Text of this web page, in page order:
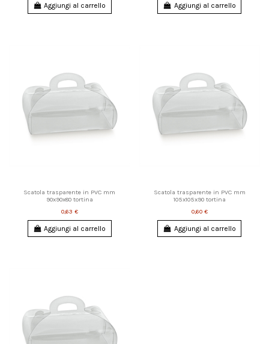
Aggiungi al carrello Aggiungi al carrello
Scatola trasparente in PVC mm
90x90x80 tortina
0,63 €
Aggiungi al carrello
Scatola trasparente in PVC mm
105x105x90 tortina
0,60 €
Aggiungi al carrello